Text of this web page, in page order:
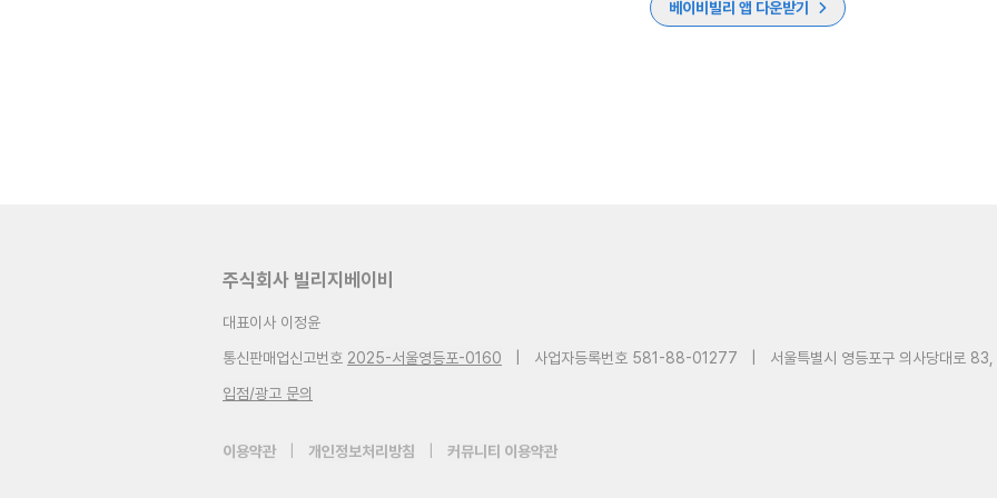
베이비빌리 앱 다운받기
주식회사 빌리지베이비
대표이사 이정윤
통신판매업신고번호 2025-서울영등포-0160 사업자등록번호 581-88-01277
서울특별시 영등포구 의사당대로
입점/광고 문의
이용약관 개인정보처리방침 커뮤니티 이용약관